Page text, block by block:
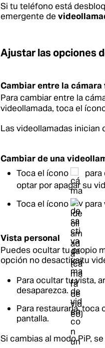
Si tu teléfono está
emergente de
Ajustar las opciones
Cambiar entre la
Para cambiar entre la
videollamada, toca el
Las videollamadas inician
Cambiar de una
Toca el ícono
optar por apagar su
Toca el ícono
para
Vista personal
Puedes ocultar tu propio
opción no desactiva tu
Para ocultar tu vista,
desaparezca.
Para restaurarla, toca
pantalla.
Si cambias al modo PiP,